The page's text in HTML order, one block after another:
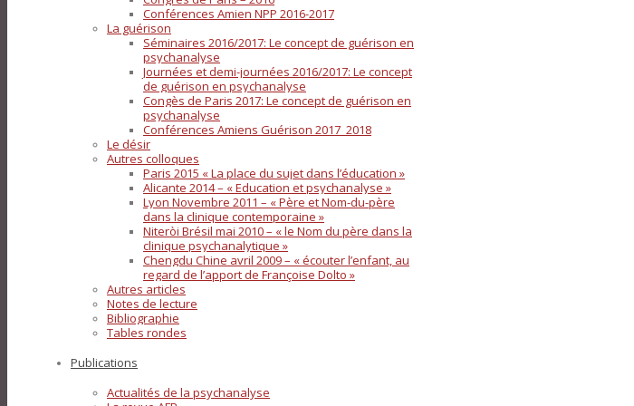
Conférences Amien NPP 2016-2017
La guérison
Séminaires 2016/2017: Le concept de guérison en
psychanalyse
Journées et demi-journées 2016/2017: Le concept
de guérison en psychanalyse
Congès de Paris 2017: Le concept de guérison en
psychanalyse
Conférences Amiens Guérison 2017_2018
Le désir
Autres colloques
Paris 2015 « La place du sujet dans l’éducation »
Alicante 2014 – « Education et psychanalyse »
Lyon Novembre 2011 – « Père et Nom-du-père
dans la clinique contemporaine »
Niteròi Brésil mai 2010 – « le Nom du père dans la
clinique psychanalytique »
Chengdu Chine avril 2009 – « écouter l’enfant, au
regard de l’apport de Françoise Dolto »
Autres articles
Notes de lecture
Bibliographie
Tables rondes
Publications
Actualités de la psychanalyse